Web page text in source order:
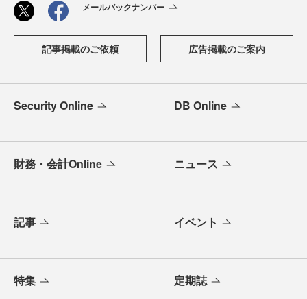
メールバックナンバー
記事掲載のご依頼 広告掲載のご案内
Security Online DB Online
財務・会計Online ニュース
記事 イベント
特集 定期誌